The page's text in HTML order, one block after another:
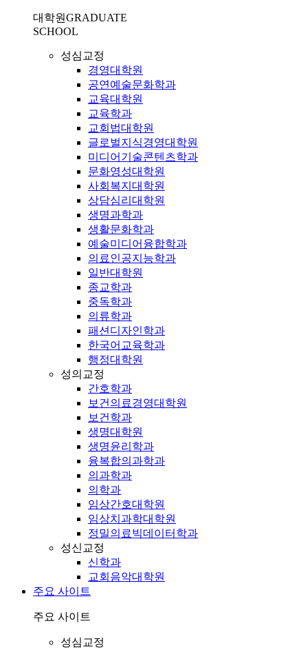
대학원GRADUATE
SCHOOL
성심교정
경영대학원
공연예술문화학과
교육대학원
교육학과
교회법대학원
글로벌지식경영대학원
미디어기술콘텐츠학과
문화영성대학원
사회복지대학원
상담심리대학원
생명과학과
생활문화학과
예술미디어융합학과
의료인공지능학과
일반대학원
종교학과
중독학과
의류학과
패션디자인학과
한국어교육학과
행정대학원
성의교정
간호학과
보건의료경영대학원
보건학과
생명대학원
생명윤리학과
융복합의과학과
의과학과
의학과
임상간호대학원
임상치과학대학원
정밀의료빅데이터학과
성신교정
신학과
교회음악대학원
주요 사이트
주요 사이트
성심교정